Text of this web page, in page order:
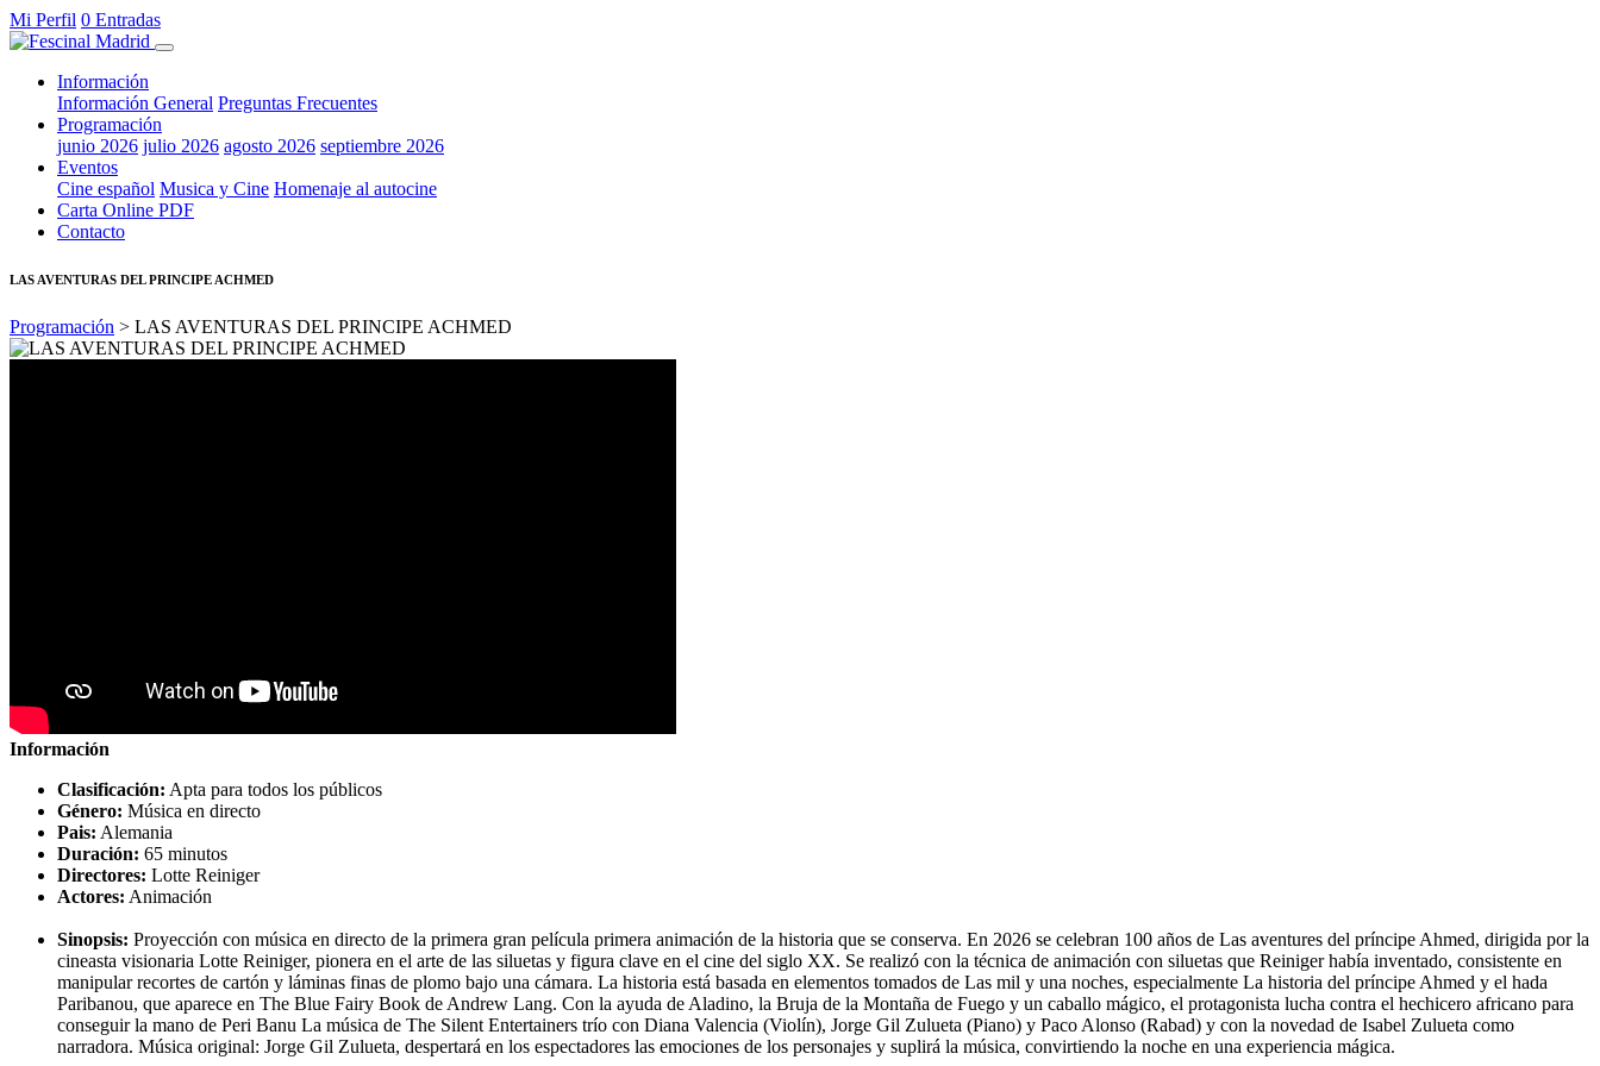
Mi Perfil 0 Entradas
Información
Información General Preguntas Frecuentes
Programación
junio 2026 julio 2026 agosto 2026 septiembre 2026
Eventos
Cine español Musica y Cine Homenaje al autocine
Carta Online PDF
Contacto
LAS AVENTURAS DEL PRINCIPE ACHMED
Programación > LAS AVENTURAS DEL PRINCIPE ACHMED
Información
Clasificación: Apta para todos los públicos
Género: Música en directo
Pais: Alemania
Duración: 65 minutos
Directores: Lotte Reiniger
Actores: Animación
Sinopsis: Proyección con música en directo de la primera gran película primera animación de la historia que se conserva. En 2026 se celebran 100 años de Las aventures del príncipe Ahmed, dirigida por la
cineasta visionaria Lotte Reiniger, pionera en el arte de las siluetas y figura clave en el cine del siglo XX. Se realizó con la técnica de animación con siluetas que Reiniger había inventado, consistente en
manipular recortes de cartón y láminas finas de plomo bajo una cámara. La historia está basada en elementos tomados de Las mil y una noches, especialmente La historia del príncipe Ahmed y el hada
Paribanou, que aparece en The Blue Fairy Book de Andrew Lang. Con la ayuda de Aladino, la Bruja de la Montaña de Fuego y un caballo mágico, el protagonista lucha contra el hechicero africano para
conseguir la mano de Peri Banu La música de The Silent Entertainers trío con Diana Valencia (Violín), Jorge Gil Zulueta (Piano) y Paco Alonso (Rabad) y con la novedad de Isabel Zulueta como
narradora. Música original: Jorge Gil Zulueta, despertará en los espectadores las emociones de los personajes y suplirá la música, convirtiendo la noche en una experiencia mágica.